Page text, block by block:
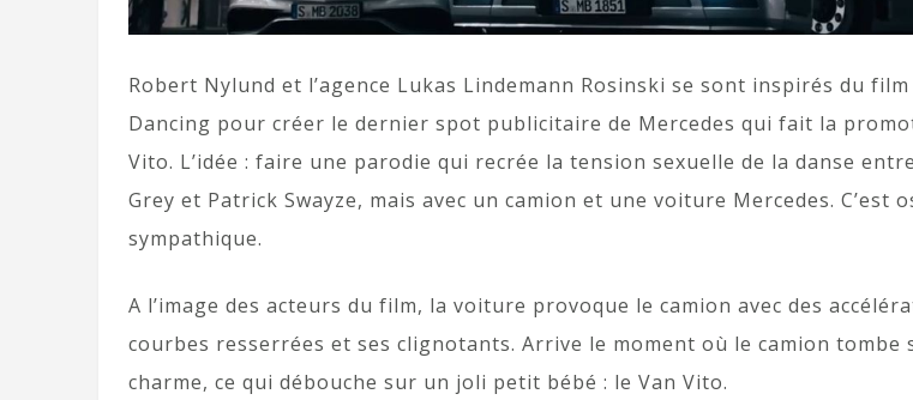
Robert Nylund et l’agence Lukas Lindemann Rosinski se sont inspirés du
Dancing pour créer le dernier spot publicitaire de Mercedes qui fait la
Vito. L’idée : faire une parodie qui recrée la tension sexuelle de la danse
Grey et Patrick Swayze, mais avec un camion et une voiture Mercedes. C’est
sympathique.
A l’image des acteurs du film, la voiture provoque le camion avec des
courbes resserrées et ses clignotants. Arrive le moment où le camion tombe
charme, ce qui débouche sur un joli petit bébé : le Van Vito.